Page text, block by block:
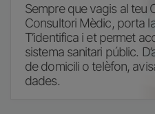
Sempre que vagis al teu
Consultori Mèdic, porta
T’identifica i et permet
sistema sanitari públic.
de domicili o telèfon,
dades.